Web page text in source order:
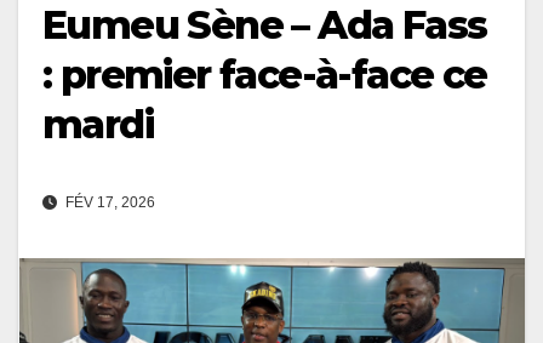
Eumeu Sène – Ada Fass
: premier face-à-face ce
mardi
FÉV 17, 2026